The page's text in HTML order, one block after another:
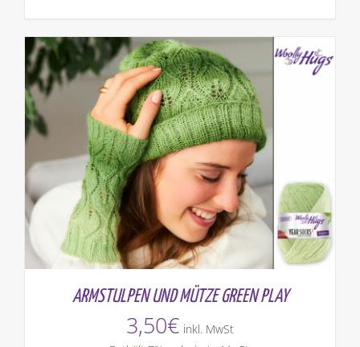
ARMSTULPEN UND MÜTZE GREEN PLAY
3,50€ inkl. MwSt